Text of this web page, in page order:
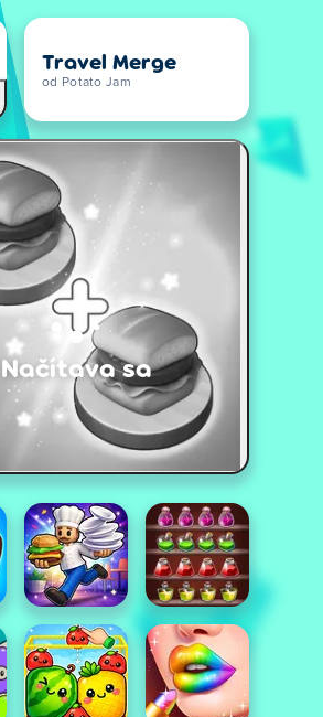
Travel Merge
od Potato Jam
Načítava sa